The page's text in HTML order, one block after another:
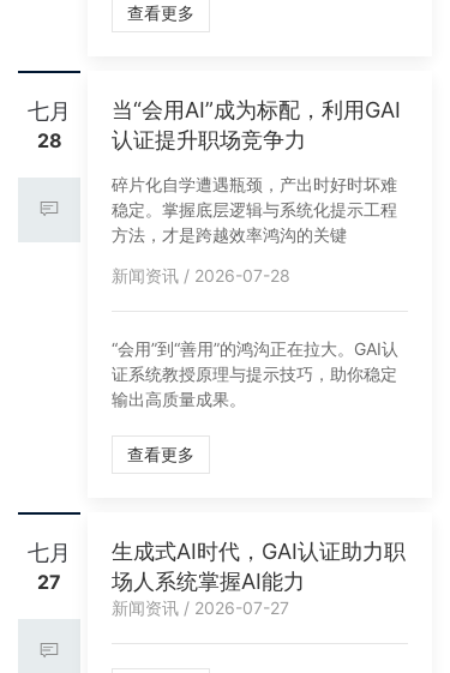
查看更多
七月
28
当“会用AI”成为标配，利用GAI
认证提升职场竞争力
碎片化自学遭遇瓶颈，产出时好时坏难
稳定。掌握底层逻辑与系统化提示工程
方法，才是跨越效率鸿沟的关键
新闻资讯 / 2026-07-28
“会用”到“善用”的鸿沟正在拉大。GAI认
证系统教授原理与提示技巧，助你稳定
输出高质量成果。
查看更多
七月
27
生成式AI时代，GAI认证助力职
场人系统掌握AI能力
新闻资讯 / 2026-07-27